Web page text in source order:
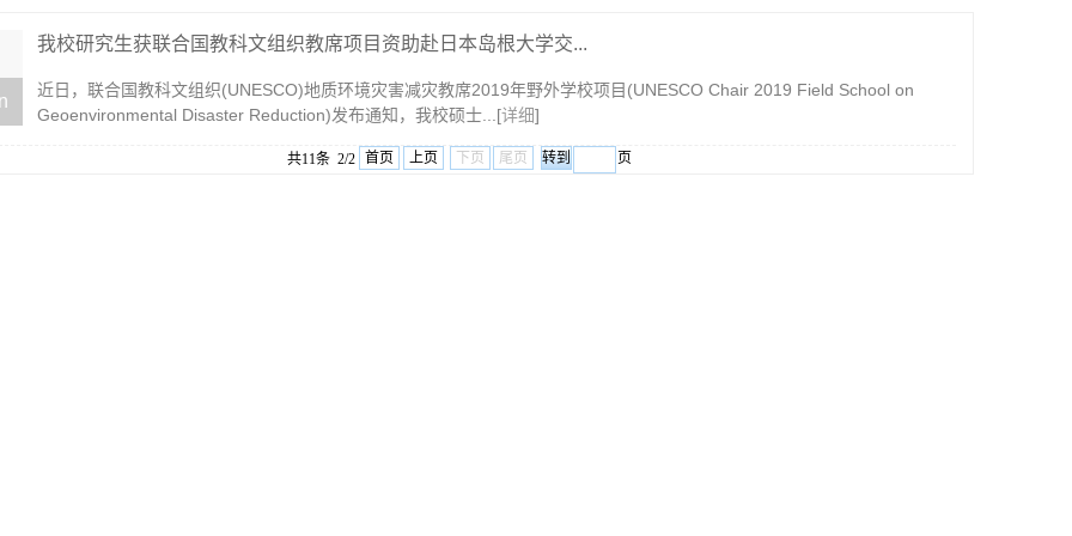
我校研究生获联合国教科文组织教席项目资助赴日本岛根大学交...
近日，联合国教科文组织(UNESCO)地质环境灾害减灾教席2019年野外学校项目(UNESCO Chair 2019 Field School on
Geoenvironmental Disaster Reduction)发布通知，我校硕士...[详细]
共11条 2/2 首页 上页 下页 尾页 页